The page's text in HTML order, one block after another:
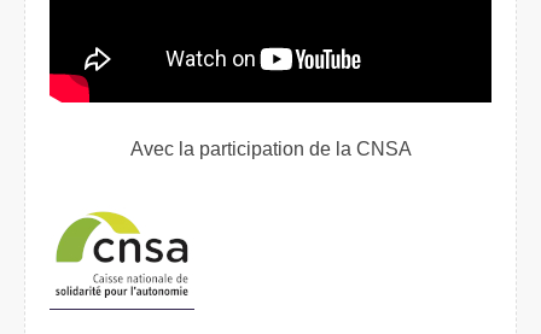
Avec la participation de la CNSA